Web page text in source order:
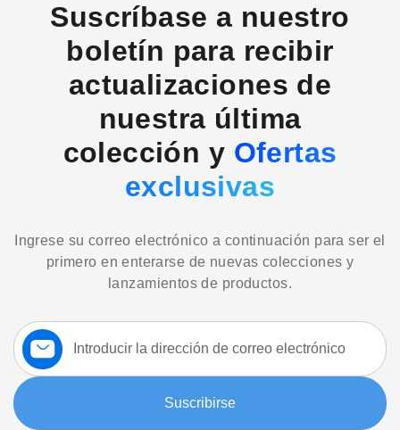
Suscríbase a nuestro
boletín para recibir
actualizaciones de
nuestra última
colección y Ofertas
exclusivas
Ingrese su correo electrónico a continuación para ser el
primero en enterarse de nuevas colecciones y
lanzamientos de productos.
Suscríbase
a
nuestro
boletín:
Suscribirse